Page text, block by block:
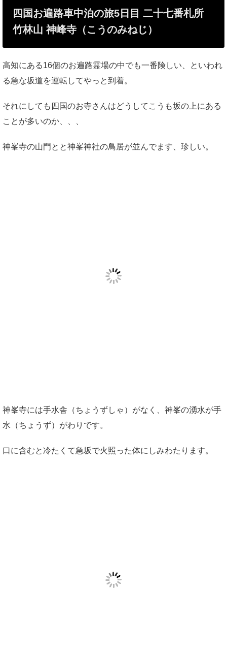
四国お遍路車中泊の旅5日目 二十七番札所
竹林山 神峰寺（こうのみねじ）
高知にある16個のお遍路霊場の中でも一番険しい、といわれ
る急な坂道を運転してやっと到着。
それにしても四国のお寺さんはどうしてこうも坂の上にある
ことが多いのか、、、
神峯寺の山門とと神峯神社の鳥居が並んでます、珍しい。
神峯寺には手水舎（ちょうずしゃ）がなく、神峯の湧水が手
水（ちょうず）がわりです。
口に含むと冷たくて急坂で火照った体にしみわたります。